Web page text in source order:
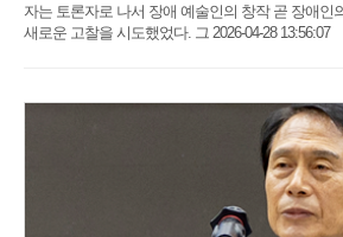
자는 토론자로 나서 장애 예술인의 창작 곧 장애인
새로운 고찰을 시도했었다. 그 2026-04-28 13:56:07